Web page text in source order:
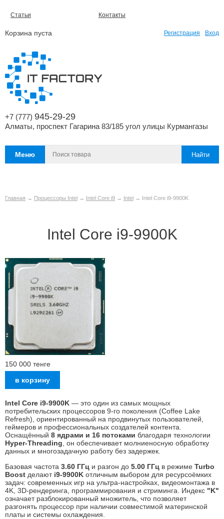
Статьи Контакты
Корзина пуста Регистрация Вход
+7 (777) 945-29-29
Алматы, проспект Гагарина 83/185 угол улицы Курмангазы
Меню
Главная → Процессоры Intel → Intel Core i9 → Intel → Intel Core i9-9900K
Intel Core i9-9900K
150 000 тенге
Intel Core i9-9900K — это один из самых мощных
потребительских процессоров 9-го поколения (Coffee Lake
Refresh), ориентированный на продвинутых пользователей,
геймеров и профессиональных создателей контента.
Оснащённый 8 ядрами и 16 потоками благодаря технологии
Hyper-Threading , он обеспечивает молниеносную обработку
данных и многозадачную работу без задержек.
Базовая частота 3.60 ГГц и разгон до 5.00 ГГц в режиме Turbo
Boost делают i9-9900K отличным выбором для ресурсоёмких
задач: современных игр на ультра-настройках, видеомонтажа в
4K, 3D-рендеринга, программирования и стриминга. Индекс "K"
означает разблокированный множитель, что позволяет
разгонять процессор при наличии совместимой материнской
платы и системы охлаждения.